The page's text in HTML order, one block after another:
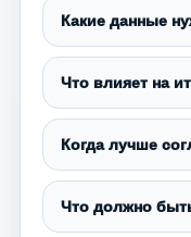
Какие данные
Что влияет на
Когда лучше
Что должно